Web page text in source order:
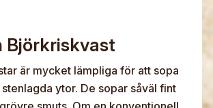
och mästarbrev
kulturarv
Björkriskvast
är mycket lämpliga för att sopa
ytor. De sopar såväl fint